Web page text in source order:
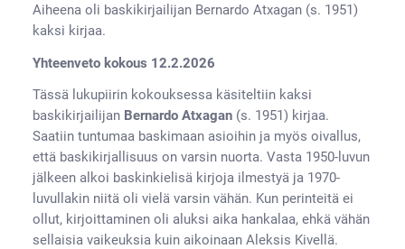
Aiheena oli baskikirjailijan Bernardo Atxagan (s. 1951)
kaksi kirjaa.
Yhteenveto kokous 12.2.2026
Tässä lukupiirin kokouksessa käsiteltiin kaksi
baskikirjailijan Bernardo Atxagan (s. 1951) kirjaa.
Saatiin tuntumaa baskimaan asioihin ja myös oivallus,
että baskikirjallisuus on varsin nuorta. Vasta 1950-luvun
jälkeen alkoi baskinkielisä kirjoja ilmestyä ja 1970-
luvullakin niitä oli vielä varsin vähän. Kun perinteitä ei
ollut, kirjoittaminen oli aluksi aika hankalaa, ehkä vähän
sellaisia vaikeuksia kuin aikoinaan Aleksis Kivellä.